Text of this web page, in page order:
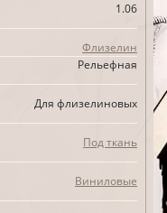
1.06
Флизелин
Рельефная
Для флизелиновых
Под ткань
Виниловые